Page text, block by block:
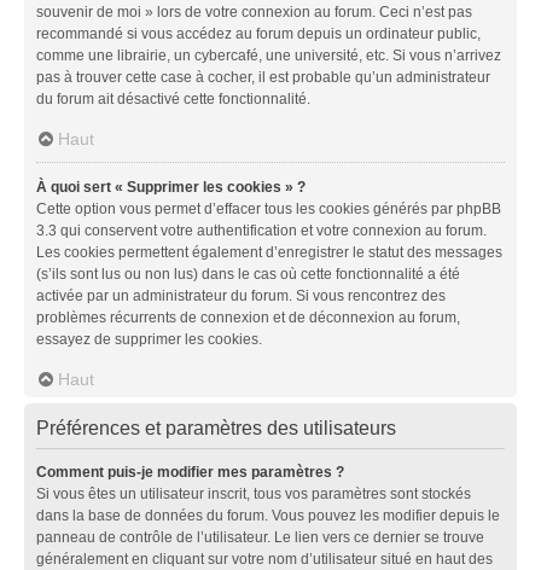
souvenir de moi » lors de votre connexion au forum. Ceci n’est pas
recommandé si vous accédez au forum depuis un ordinateur public,
comme une librairie, un cybercafé, une université, etc. Si vous n’arrivez
pas à trouver cette case à cocher, il est probable qu’un administrateur
du forum ait désactivé cette fonctionnalité.
Haut
À quoi sert « Supprimer les cookies » ?
Cette option vous permet d’effacer tous les cookies générés par phpBB
3.3 qui conservent votre authentification et votre connexion au forum.
Les cookies permettent également d’enregistrer le statut des messages
(s’ils sont lus ou non lus) dans le cas où cette fonctionnalité a été
activée par un administrateur du forum. Si vous rencontrez des
problèmes récurrents de connexion et de déconnexion au forum,
essayez de supprimer les cookies.
Haut
Préférences et paramètres des utilisateurs
Comment puis-je modifier mes paramètres ?
Si vous êtes un utilisateur inscrit, tous vos paramètres sont stockés
dans la base de données du forum. Vous pouvez les modifier depuis le
panneau de contrôle de l’utilisateur. Le lien vers ce dernier se trouve
généralement en cliquant sur votre nom d’utilisateur situé en haut des